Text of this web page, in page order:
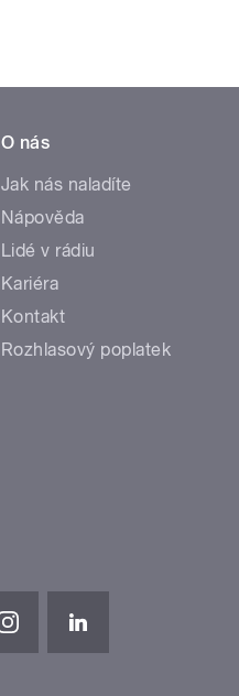
O nás
Jak nás naladíte
Nápověda
Lidé v rádiu
Kariéra
Kontakt
Rozhlasový poplatek